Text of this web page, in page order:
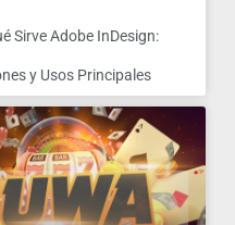
Sirve Adobe InDesign:
y Usos Principales